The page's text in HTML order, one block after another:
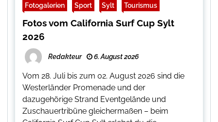
Fotogalerien Sport Sylt Tourismus
Fotos vom California Surf Cup Sylt
2026
Redakteur 6. August 2026
Vom 28. Juli bis zum 02. August 2026 sind die
Westerländer Promenade und der
dazugehörige Strand Eventgelände und
Zuschauertribüne gleichermaßen – beim